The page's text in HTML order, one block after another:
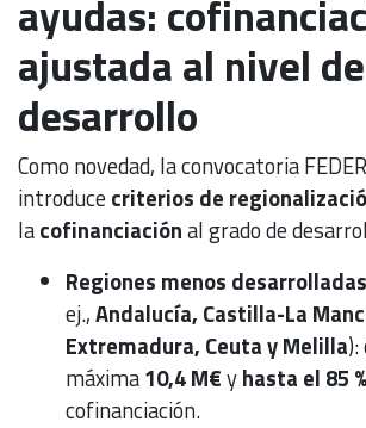
ayudas:
ajustada al nivel de
desarrollo
Como novedad, la convocatoria FEDER
introducecriterios de
lacofinanciaciónal grado de
Regiones menos desarrolladas
ej.,Andalucía, Castilla-La
Extremadura, Ceuta y Melilla
máxima10,4 M€yhasta el 85 %
cofinanciación.